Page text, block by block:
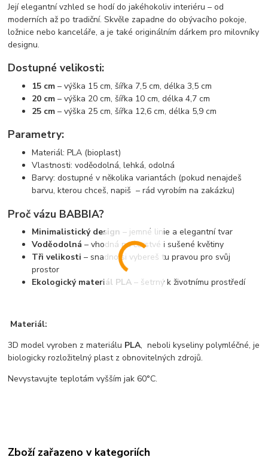
Její elegantní vzhled se hodí do jakéhokoliv interiéru – od
moderních až po tradiční. Skvěle zapadne do obývacího pokoje,
ložnice nebo kanceláře, a je také originálním dárkem pro milovníky
designu.
Dostupné velikosti:
15 cm – výška 15 cm, šířka 7,5 cm, délka 3,5 cm
20 cm – výška 20 cm, šířka 10 cm, délka 4,7 cm
25 cm – výška 25 cm, šířka 12,6 cm, délka 5,9 cm
Parametry:
Materiál: PLA (bioplast)
Vlastnosti: voděodolná, lehká, odolná
Barvy: dostupné v několika variantách (pokud nenajdeš
barvu, kterou chceš, napiš – rád vyrobím na zakázku)
Proč vázu BABBIA?
Minimalistický design – jemné linie a elegantní tvar
Voděodolná – vhodná na čerstvé i sušené květiny
Tři velikosti – snadno si vybereš tu pravou pro svůj
prostor
Ekologický materiál PLA – šetrný k životnímu prostředí
Materiál:
3D model vyroben z materiálu PLA, neboli kyseliny polymléčné, je
biologicky rozložitelný plast z obnovitelných zdrojů.
Nevystavujte teplotám vyšším jak 60°C.
Zboží zařazeno v kategoriích